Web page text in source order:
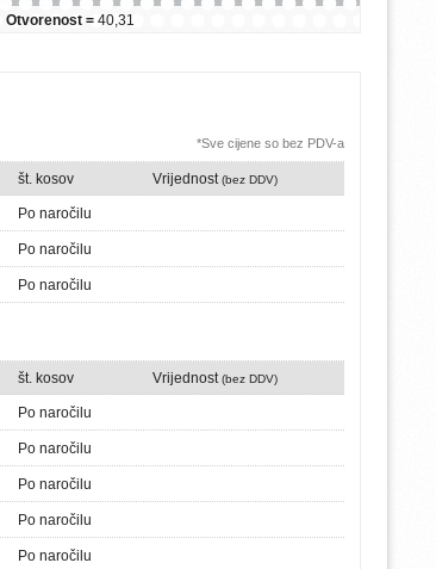
Otvorenost = 40,31
*Sve cijene so bez PDV-a
št. kosov Vrijednost(bez DDV)
Po naročilu
Po naročilu
Po naročilu
št. kosov Vrijednost(bez DDV)
Po naročilu
Po naročilu
Po naročilu
Po naročilu
Po naročilu